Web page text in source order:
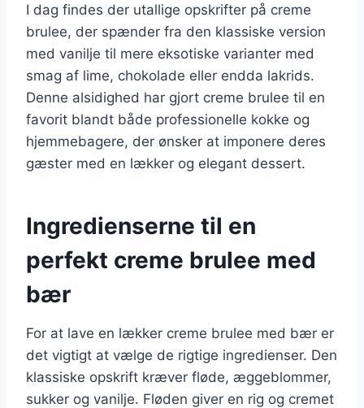
I dag findes der utallige opskrifter på creme
brulee, der spænder fra den klassiske version
med vanilje til mere eksotiske varianter med
smag af lime, chokolade eller endda lakrids.
Denne alsidighed har gjort creme brulee til en
favorit blandt både professionelle kokke og
hjemmebagere, der ønsker at imponere deres
gæster med en lækker og elegant dessert.
Ingredienserne til en
perfekt creme brulee med
bær
For at lave en lækker creme brulee med bær er
det vigtigt at vælge de rigtige ingredienser. Den
klassiske opskrift kræver fløde, æggeblommer,
sukker og vanilje. Fløden giver en rig og cremet